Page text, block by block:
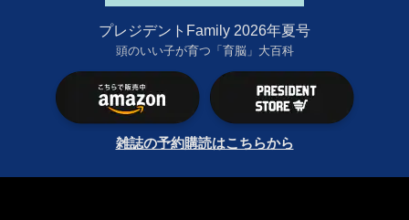
プレジデントFamily 2026年夏号
頭のいい子が育つ「育脳」大百科
雑誌の予約購読はこちらから